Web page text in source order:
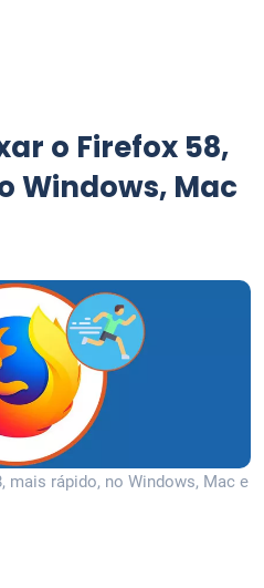
o Firefox 58,
Windows, Mac
mais rápido, no Windows, Mac e